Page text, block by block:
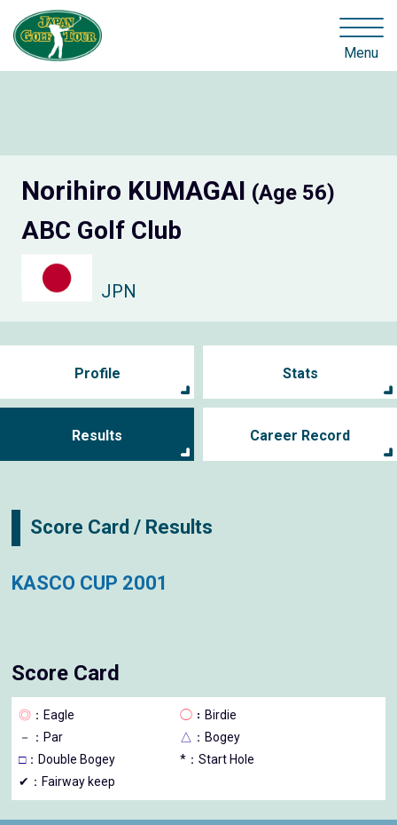
Menu
Norihiro KUMAGAI (Age 56)
ABC Golf Club
JPN
Profile Stats
Results Career Record
Score Card / Results
KASCO CUP 2001
Score Card
◎ ：Eagle ◯ ：Birdie
－
：Par △ ：Bogey
□：Double Bogey
*：Start Hole
✔：Fairway keep